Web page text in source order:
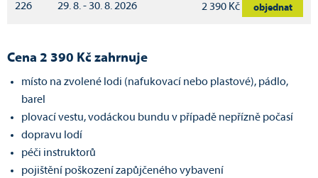
226 29. 8. - 30. 8. 2026 2 390 Kč objednat
Cena 2 390 Kč zahrnuje
místo na zvolené lodi (nafukovací nebo plastové), pádlo,
barel
plovací vestu, vodáckou bundu v případě nepřízně počasí
dopravu lodí
péči instruktorů
pojištění poškození zapůjčeného vybavení